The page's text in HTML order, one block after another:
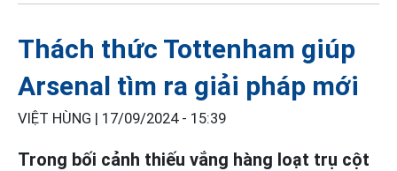
Thách thức Tottenham giúp
Arsenal tìm ra giải pháp mới
VIỆT HÙNG | 17/09/2024 - 15:39
Trong bối cảnh thiếu vắng hàng loạt trụ cột